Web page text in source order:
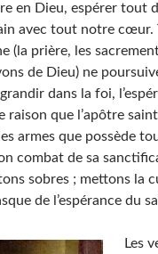
en Dieu, espérer tout
avec tout notre cœur.
(la prière, les
de Dieu) ne
dans la foi,
raison que l’apôtre
armes que possède
combat de sa
sobres ; mettons la
de l’espérance du
Les